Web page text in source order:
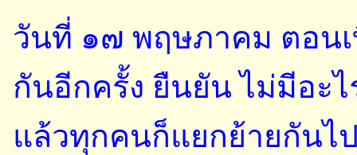
วันที่ ๑๗ พฤษภาคม ตอน
กันอีกครั้ง ยืนยัน ไม่มีอะไ
แล้วทุกคนก็แยกย้ายกันไ